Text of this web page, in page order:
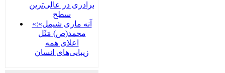
برادری در عالی‌ترین
سطح
«آنه ماری شیمل»:
محمد(ص) مَثَل
اعلای همه
زیبایی‌های انسان